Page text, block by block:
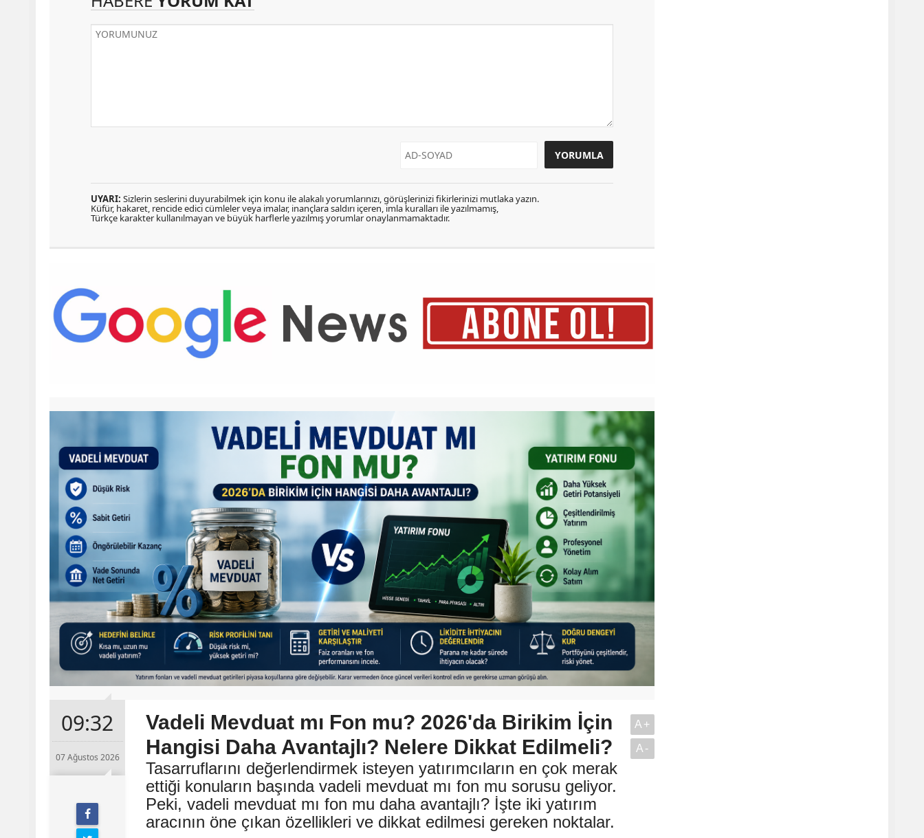
UYARI: Sizlerin seslerini duyurabilmek için konu ile alakalı yorumlarınızı, görüşlerinizi fikirlerinizi mutlaka yazın.
Küfür, hakaret, rencide edici cümleler veya imalar, inançlara saldırı içeren, imla kuralları ile yazılmamış,
Türkçe karakter kullanılmayan ve büyük harflerle yazılmış yorumlar onaylanmamaktadır.
09:32
07 Ağustos 2026
Vadeli Mevduat mı Fon mu? 2026'da Birikim İçin
Hangisi Daha Avantajlı? Nelere Dikkat Edilmeli?
Tasarruflarını değerlendirmek isteyen yatırımcıların en çok merak
ettiği konuların başında vadeli mevduat mı fon mu sorusu geliyor.
Peki, vadeli mevduat mı fon mu daha avantajlı? İşte iki yatırım
aracının öne çıkan özellikleri ve dikkat edilmesi gereken noktalar.
A+
A-